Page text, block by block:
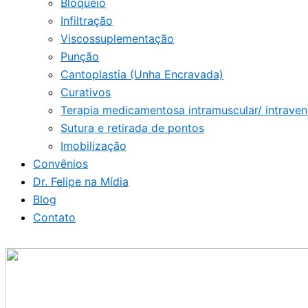
Infiltração
Viscossuplementação
Punção
Cantoplastia (Unha Encravada)
Curativos
Terapia medicamentosa intramuscular/
Sutura e retirada de pontos
Imobilização
Convênios
Dr. Felipe na Mídia
Blog
Contato